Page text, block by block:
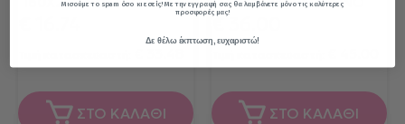
ΣΤΟ ΚΑΛΑΘΙ ΣΤΟ ΚΑΛΑΘΙ
Μισούμε το spam όσο κι εσείς! Με την εγγραφή σας θα λαμβάνετε μόνο τις καλύτερες
προσφορές μας!
Δε θέλω έκπτωση, ευχαριστώ!